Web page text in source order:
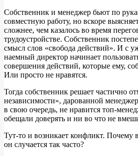
Собственник и менеджер бьют по
совместную работу, но вскоре
сложнее, чем казалось во время
трудоустройстве. Собственник
смысл слов «свобода действий». И с
наемный директор начинает
совершения действий, которые ему,
Или просто не нравятся.
Тогда собственник решает частично
независимости», дарованной
в свою очередь, не нравится топ-
обещали доверять и ни во что не
Тут-то и возникает конфликт. Почему
он случается так часто?